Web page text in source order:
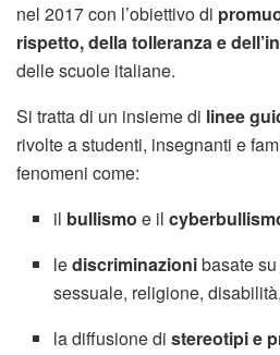
nel 2017 con l’obiettivo di
rispetto, della tolleranza e
delle scuole italiane.
Si tratta di un insieme di linee
rivolte a studenti, insegnanti e
fenomeni come:
il bullismo e il
lediscriminazionibasate
sessuale, religione,
la diffusione distereotipi e